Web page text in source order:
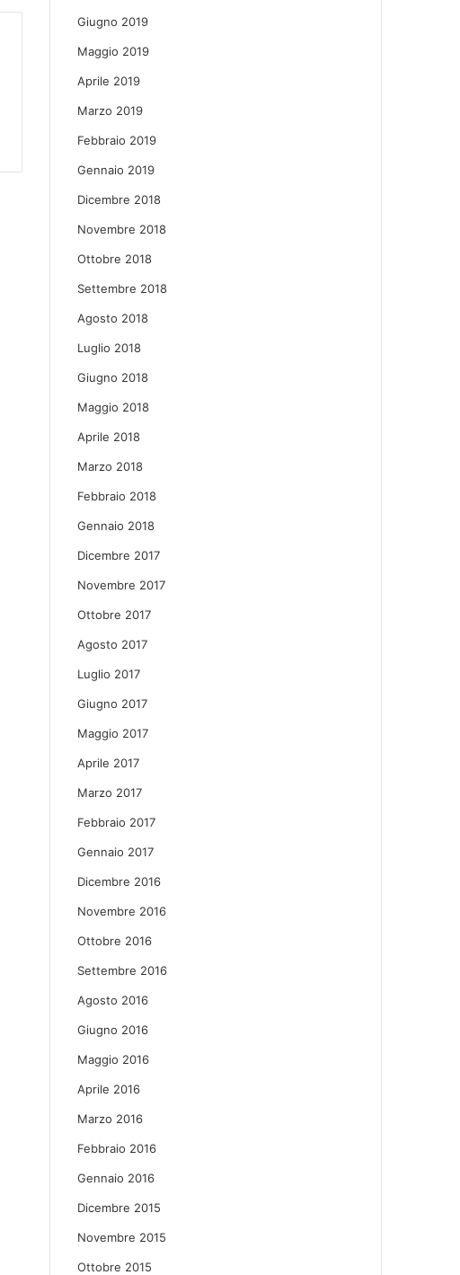
Giugno 2019
Maggio 2019
Aprile 2019
Marzo 2019
Febbraio 2019
Gennaio 2019
Dicembre 2018
Novembre 2018
Ottobre 2018
Settembre 2018
Agosto 2018
Luglio 2018
Giugno 2018
Maggio 2018
Aprile 2018
Marzo 2018
Febbraio 2018
Gennaio 2018
Dicembre 2017
Novembre 2017
Ottobre 2017
Agosto 2017
Luglio 2017
Giugno 2017
Maggio 2017
Aprile 2017
Marzo 2017
Febbraio 2017
Gennaio 2017
Dicembre 2016
Novembre 2016
Ottobre 2016
Settembre 2016
Agosto 2016
Giugno 2016
Maggio 2016
Aprile 2016
Marzo 2016
Febbraio 2016
Gennaio 2016
Dicembre 2015
Novembre 2015
Ottobre 2015